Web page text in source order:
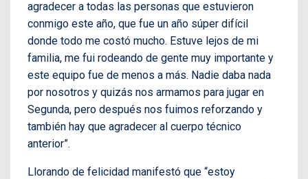
agradecer a todas las personas que estuvieron
conmigo este año, que fue un año súper difícil
donde todo me costó mucho. Estuve lejos de mi
familia, me fui rodeando de gente muy importante y
este equipo fue de menos a más. Nadie daba nada
por nosotros y quizás nos armamos para jugar en
Segunda, pero después nos fuimos reforzando y
también hay que agradecer al cuerpo técnico
anterior”.
Llorando de felicidad manifestó que “estoy